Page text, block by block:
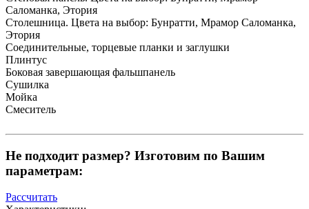
Саломанка, Этория
Столешница. Цвета на выбор: Бунратти, Мрамор Саломанка,
Этория
Соединительные, торцевые планки и заглушки
Плинтус
Боковая завершающая фальшпанель
Сушилка
Мойка
Смеситель
Не подходит размер? Изготовим по Вашим
параметрам:
Рассчитать